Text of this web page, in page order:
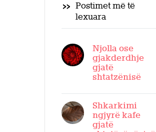
Postimet më të
lexuara
Njolla ose
gjakderdhje
gjatë
shtatzënisë
Shkarkimi
ngjyrë kafe
gjatë